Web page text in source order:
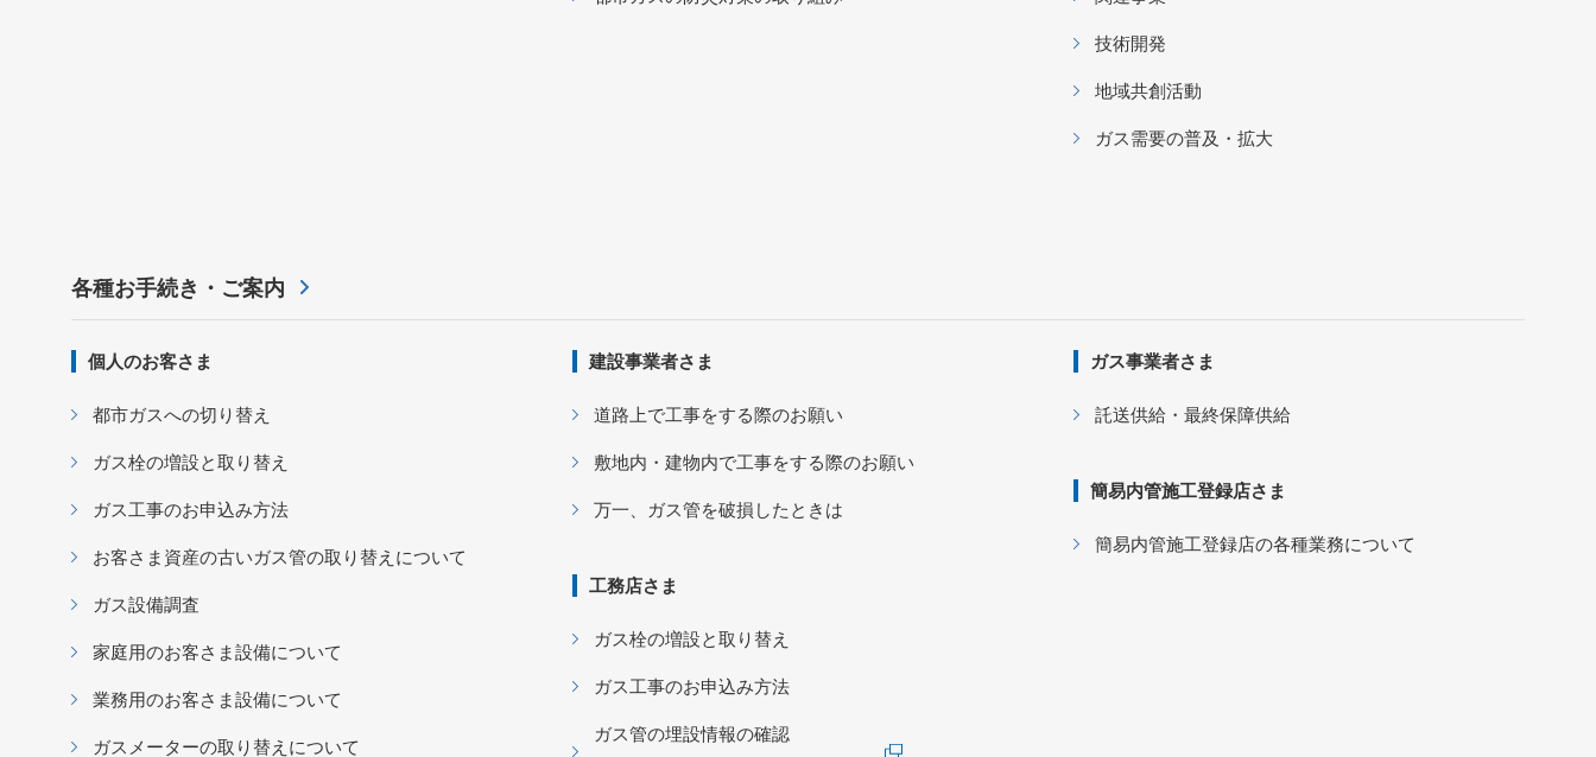
技術開発
地域共創活動
ガス需要の普及・拡大
各種お手続き・ご案内
個人のお客さま
都市ガスへの切り替え
ガス栓の増設と取り替え
ガス工事のお申込み方法
お客さま資産の古いガス管の取り替えについて
ガス設備調査
家庭用のお客さま設備について
業務用のお客さま設備について
ガスメーターの取り替えについて
建設事業者さま
道路上で工事をする際のお願い
敷地内・建物内で工事をする際のお願い
万一、ガス管を破損したときは
工務店さま
ガス栓の増設と取り替え
ガス工事のお申込み方法
ガス管の埋設情報の確認
ガス事業者さま
託送供給・最終保障供給
簡易内管施工登録店さま
簡易内管施工登録店の各種業務について